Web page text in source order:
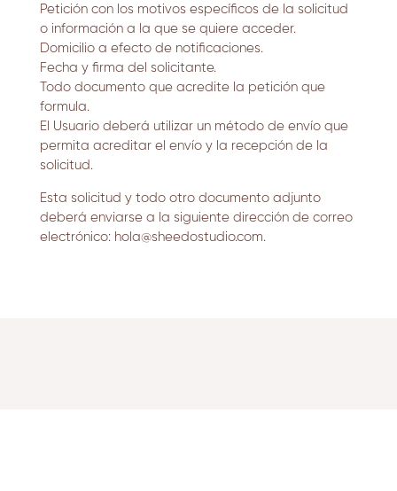
Petición con los motivos específicos de la solicitud
o información a la que se quiere acceder.
Domicilio a efecto de notificaciones.
Fecha y firma del solicitante.
Todo documento que acredite la petición que
formula.
El Usuario deberá utilizar un método de envío que
permita acreditar el envío y la recepción de la
solicitud.
Esta solicitud y todo otro documento adjunto
deberá enviarse a la siguiente dirección de correo
electrónico: hola@sheedostudio.com.